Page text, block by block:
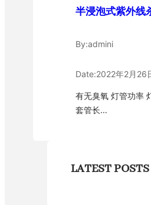
半浸泡式紫外线
By:admini
Date:2022年2月26
有无臭氧 灯管功率
套管长…
LATEST POSTS